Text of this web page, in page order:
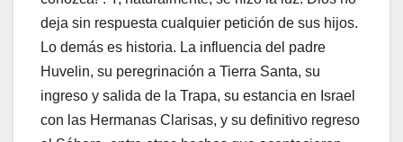
deja sin respuesta cualquier petición de sus hijos.
Lo demás es historia. La influencia del padre
Huvelin, su peregrinación a Tierra Santa, su
ingreso y salida de la Trapa, su estancia en Israel
con las Hermanas Clarisas, y su definitivo regreso